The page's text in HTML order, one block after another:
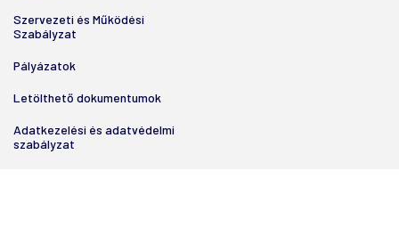
Szervezeti és Működési
Szabályzat
Pályázatok
Letölthető dokumentumok
Adatkezelési és adatvédelmi
szabályzat